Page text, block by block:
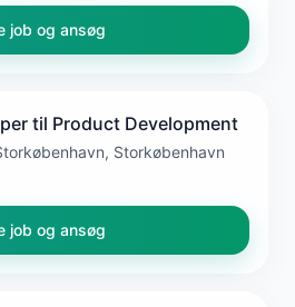
job og ansøg
til Product Development
Storkøbenhavn
job og ansøg